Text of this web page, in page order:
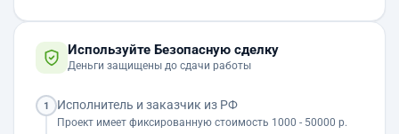
Используйте Безопасную сделку
Деньги защищены до сдачи работы
1 Исполнитель и заказчик из РФ
Проект имеет фиксированную стоимость 1000 - 50000 р.